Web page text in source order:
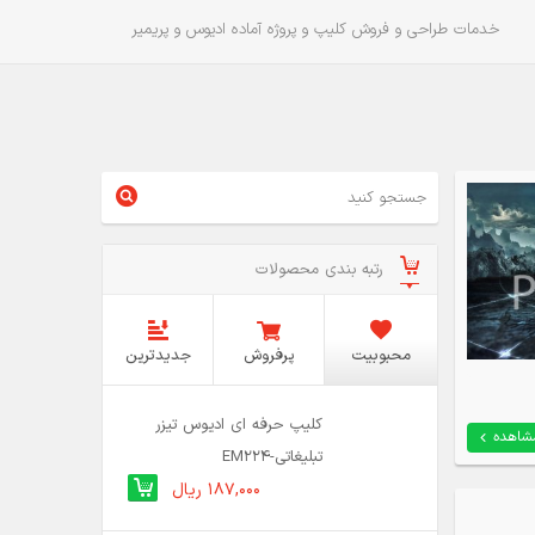
خدمات طراحی و فروش کلیپ و پروژه آماده ادیوس و پریمیر
رتبه بندی محصولات
محبوبیت پرفروش جدیدترین
کلیپ حرفه ای ادیوس تیزر
تبلیغاتی-EM224
187,000 ریال